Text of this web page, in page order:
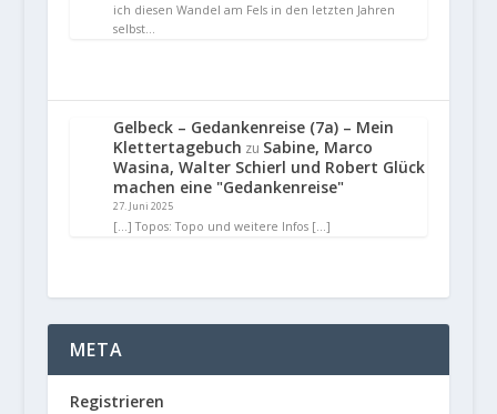
ich diesen Wandel am Fels in den letzten Jahren
selbst…
Gelbeck – Gedankenreise (7a) – Mein
Klettertagebuch zu Sabine, Marco
Wasina, Walter Schierl und Robert Glück
machen eine "Gedankenreise"
27. Juni 2025
[…] Topos: Topo und weitere Infos […]
META
Registrieren